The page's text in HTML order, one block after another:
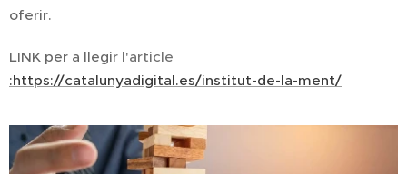
oferir.
LINK per a llegir l'article
:https://catalunyadigital.es/institut-de-la-ment/